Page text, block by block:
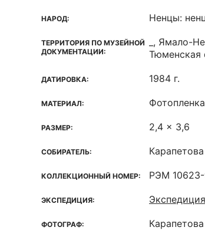
НАРОД: Ненцы:
ТЕРРИТОРИЯ ПО МУЗЕЙНОЙ
ДОКУМЕНТАЦИИ:
_, Ямало-
Тюменская
ДАТИРОВКА: 1984 г.
МАТЕРИАЛ: Фотопленка
РАЗМЕР: 2,4 x 3,6
СОБИРАТЕЛЬ:
КОЛЛЕКЦИОННЫЙ НОМЕР: РЭМ 10623-
ЭКСПЕДИЦИЯ:
ФОТОГРАФ: